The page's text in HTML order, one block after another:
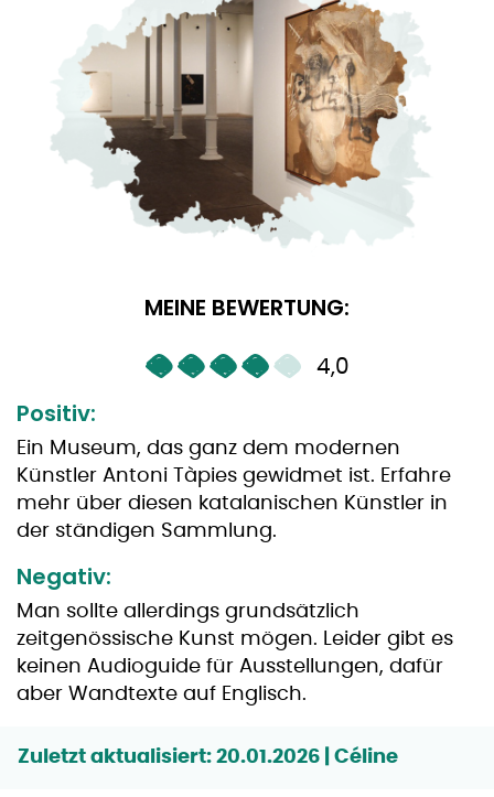
MEINE BEWERTUNG:
4,0
Positiv:
Ein Museum, das ganz dem modernen
Künstler Antoni Tàpies gewidmet ist. Erfahre
mehr über diesen katalanischen Künstler in
der ständigen Sammlung.
Negativ:
Man sollte allerdings grundsätzlich
zeitgenössische Kunst mögen. Leider gibt es
keinen Audioguide für Ausstellungen, dafür
aber Wandtexte auf Englisch.
Zuletzt aktualisiert: 20.01.2026 | Céline